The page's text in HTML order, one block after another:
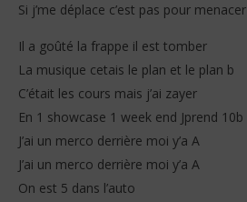
novembre
Stone
Si j’me déplace c’est pas pour menacer
Il a goûté la frappe il est tomber
La musique cetais le plan et le plan b
C’était les cours mais j’ai zayer
En 1 showcase 1 week end Jprend 10b
J’ai un merco derrière moi y’a A
J’ai un merco derrière moi y’a A
On est 5 dans l’auto